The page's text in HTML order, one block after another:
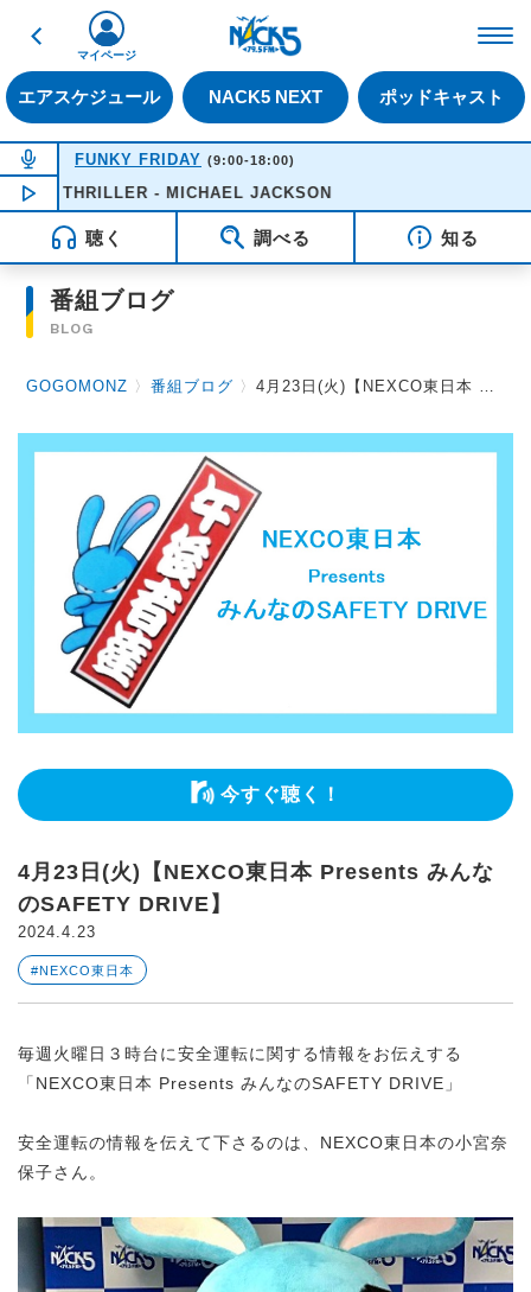
戻る
エアスケジュール NACK5 NEXT ポッドキャスト
マイページ
NOW ON AIR
FUNKY FRIDAY (9:00-18:00)
NOW PLAYING 12:21
THRILLER - MICHAEL JACKSON
聴く 調べる 知る
番組ブログ
BLOG
GOGOMONZ 〉番組ブログ 〉4月23日(火)【NEXCO東日本 Presents みんなのSAFETY DRIVE】
今すぐ聴く！
4月23日(火)【NEXCO東日本 Presents みんな
のSAFETY DRIVE】
2024.4.23
#NEXCO東日本
毎週火曜日３時台に安全運転に関する情報をお伝えする
「NEXCO東日本 Presents みんなのSAFETY DRIVE」
安全運転の情報を伝えて下さるのは、NEXCO東日本の小宮奈
保子さん。